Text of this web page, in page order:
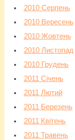
2010 Серпень
2010 Вересень
2010 Жовтень
2010 Листопад
2010 Грудень
2011 Січень
2011 Лютий
2011 Березень
2011 Квітень
2011 Травень